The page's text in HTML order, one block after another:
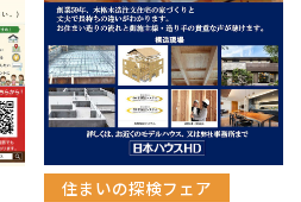
住まいの探検フェア